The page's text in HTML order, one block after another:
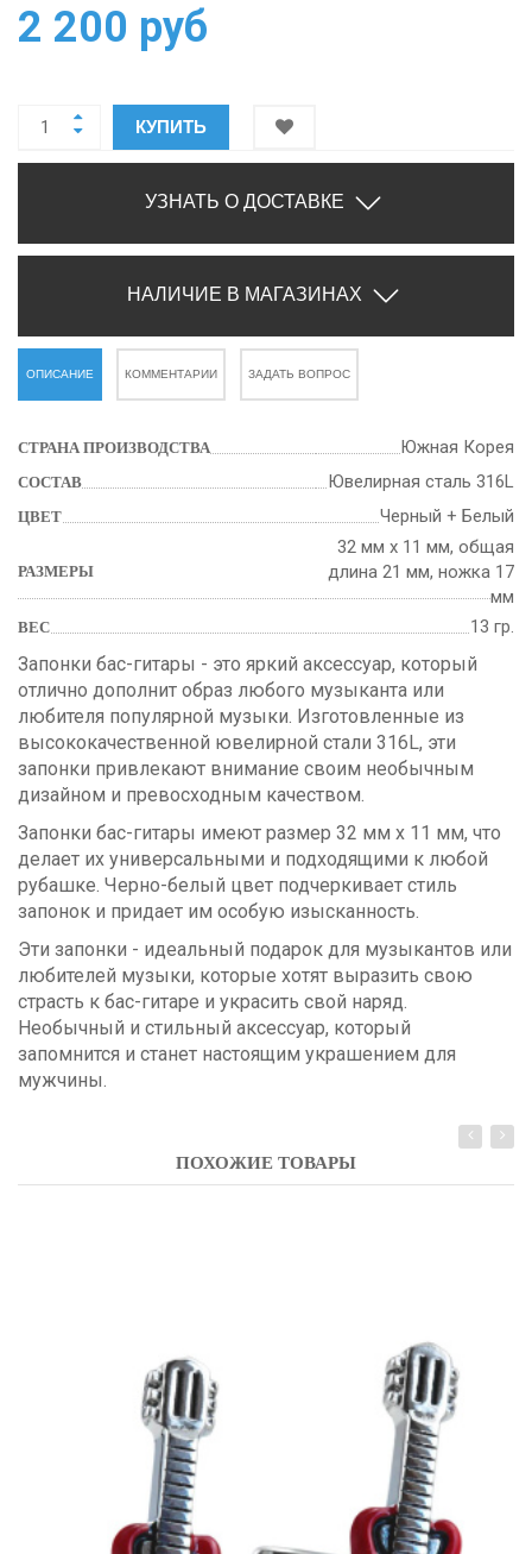
2 200 руб
КУПИТЬ
УЗНАТЬ О ДОСТАВКЕ
НАЛИЧИЕ В МАГАЗИНАХ
ОПИСАНИЕ КОММЕНТАРИИ ЗАДАТЬ ВОПРОС
СТРАНА ПРОИЗВОДСТВА Южная Корея
СОСТАВ Ювелирная сталь 316L
ЦВЕТ Черный + Белый
РАЗМЕРЫ
32 мм х 11 мм, общая
длина 21 мм, ножка 17
мм
ВЕС 13 гр.
Запонки бас-гитары - это яркий аксессуар, который
отлично дополнит образ любого музыканта или
любителя популярной музыки. Изготовленные из
высококачественной ювелирной стали 316L, эти
запонки привлекают внимание своим необычным
дизайном и превосходным качеством.
Запонки бас-гитары имеют размер 32 мм х 11 мм, что
делает их универсальными и подходящими к любой
рубашке. Черно-белый цвет подчеркивает стиль
запонок и придает им особую изысканность.
Эти запонки - идеальный подарок для музыкантов или
любителей музыки, которые хотят выразить свою
страсть к бас-гитаре и украсить свой наряд.
Необычный и стильный аксессуар, который
запомнится и станет настоящим украшением для
мужчины.
ПОХОЖИЕ ТОВАРЫ